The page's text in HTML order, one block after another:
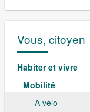
Vous, citoyen
Habiter et vivre
Mobilité
A vélo